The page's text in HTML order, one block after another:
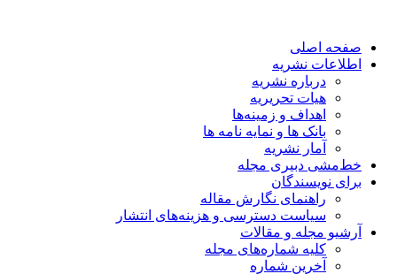
صفحه اصلی
اطلاعات نشریه
درباره نشریه
هیات تحریریه
اهداف و زمینه‌ها
بانک ها و نمایه نامه ها
آمار نشریه
خط‌مشی دبیری مجله
برای نویسندگان
راهنمای نگارش مقاله
سیاست دسترسی و هزینه‌های انتشار
آرشیو مجله و مقالات
کلیه شماره‌های مجله
آخرین شماره